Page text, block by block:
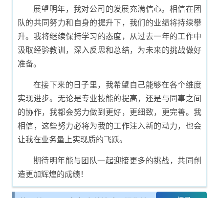
展望明年，我对公司的发展充满信心。相信在团
队的共同努力和自身的提升下，我们的业绩将持续攀
升。我将继续保持学习的态度，从过去一年的工作中
汲取经验教训，深入反思和总结，为未来的挑战做好
准备。
在接下来的日子里，我希望自己能够在各个维度
实现进步。无论是专业技能的提高，还是与同事之间
的协作，我都会努力做到更好，更细致，更完善。我
相信，这些努力必将为我的工作注入新的动力，也会
让我在业务量上实现质的飞跃。
期待明年能与团队一起迎接更多的挑战，共同创
造更加辉煌的成绩！